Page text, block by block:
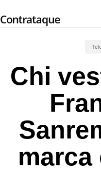
to
Contrataque
Chi
marca